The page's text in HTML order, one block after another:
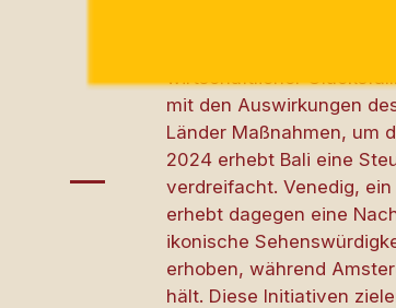
Der Tourismus steht
wirtschaftlicher
mit den Auswirkungen
Länder Maßnahmen, um
2024 erhebt Bali eine
verdreifacht. Venedig,
erhebt dagegen eine
ikonische
erhoben, während
hält. Diese Initiativen